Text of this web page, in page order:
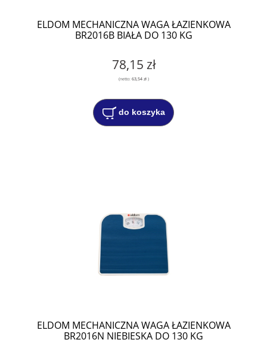
ELDOM MECHANICZNA WAGA ŁAZIENKOWA
BR2016B BIAŁA DO 130 KG
78,15 zł
(netto: 63,54 zł)
do koszyka
ELDOM MECHANICZNA WAGA ŁAZIENKOWA
BR2016N NIEBIESKA DO 130 KG